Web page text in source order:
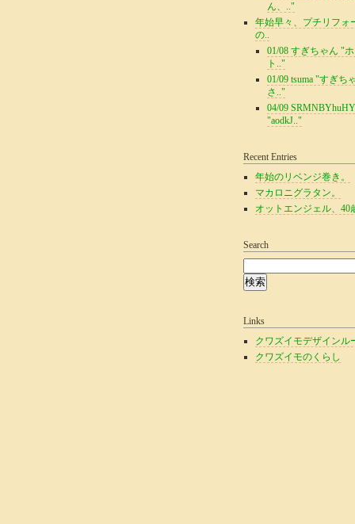
ん、.."
年始早々、プチリフォ
の..
01/08 すぎちゃん "
ト.."
01/09 tsuma "すぎち
さ.."
04/09
"aodkJ.."
Recent Entries
年始のリベンジ巻き。
マカロニグラタン。
オットエンジェル、40
Search
Links
クワズイモデザインル
クワズイモのくらし